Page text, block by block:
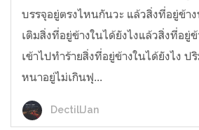
บรรจุอยู่ตรงไหนกันวะ แล้วสิ่งที่อยู่ข้า
เติมสิ่งที่อยู่ข้างในได้ยังไงแล้วสิ่งที่อยู่
เข้าไปทำร้ายสิ่งที่อยู่ข้างในได้ยังไง ป
หนาอยู่ไม่เกินฟุ...
DectillJan